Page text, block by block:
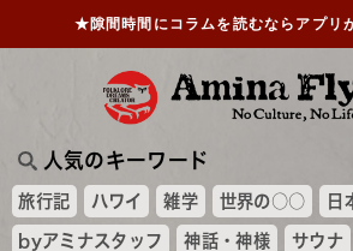
人気のキーワード
旅行記 ハワイ 雑学 世界の○○ 日
byアミナスタッフ 神話・神様 サウナ
★隙間時間にコラムを読むならアプリ